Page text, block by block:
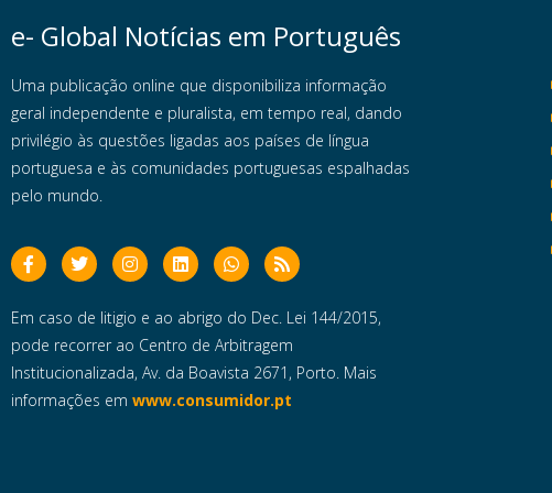
e- Global Notícias em Português
Uma publicação online que disponibiliza informação
geral independente e pluralista, em tempo real, dando
privilégio às questões ligadas aos países de língua
portuguesa e às comunidades portuguesas espalhadas
pelo mundo.
Em caso de litigio e ao abrigo do Dec. Lei 144/2015,
pode recorrer ao Centro de Arbitragem
Institucionalizada, Av. da Boavista 2671, Porto. Mais
informações em www.consumidor.pt